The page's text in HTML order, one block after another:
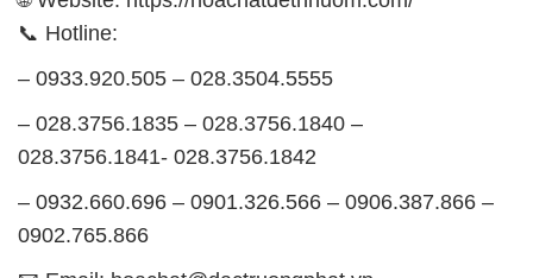
📞 Hotline:
– 0933.920.505 – 028.3504.5555
– 028.3756.1835 – 028.3756.1840 –
028.3756.1841- 028.3756.1842
– 0932.660.696 – 0901.326.566 – 0906.387.866 –
0902.765.866